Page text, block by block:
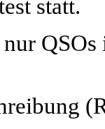
statt.